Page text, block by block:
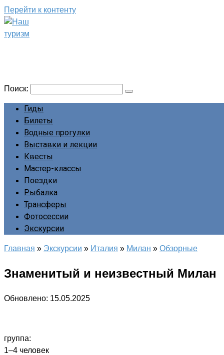
Перейти к контенту
Поиск:
Гиды
Билеты
Водные прогулки
Выставки и лекции
Квесты
Мастер-классы
Поездки
Рыбалка
Трансферы
Фотосессии
Экскурсии
Главная » Экскурсии » Италия » Милан » Обзорные
Знаменитый и неизвестный Милан
Обновлено: 15.05.2025
группа:
1–4 человек